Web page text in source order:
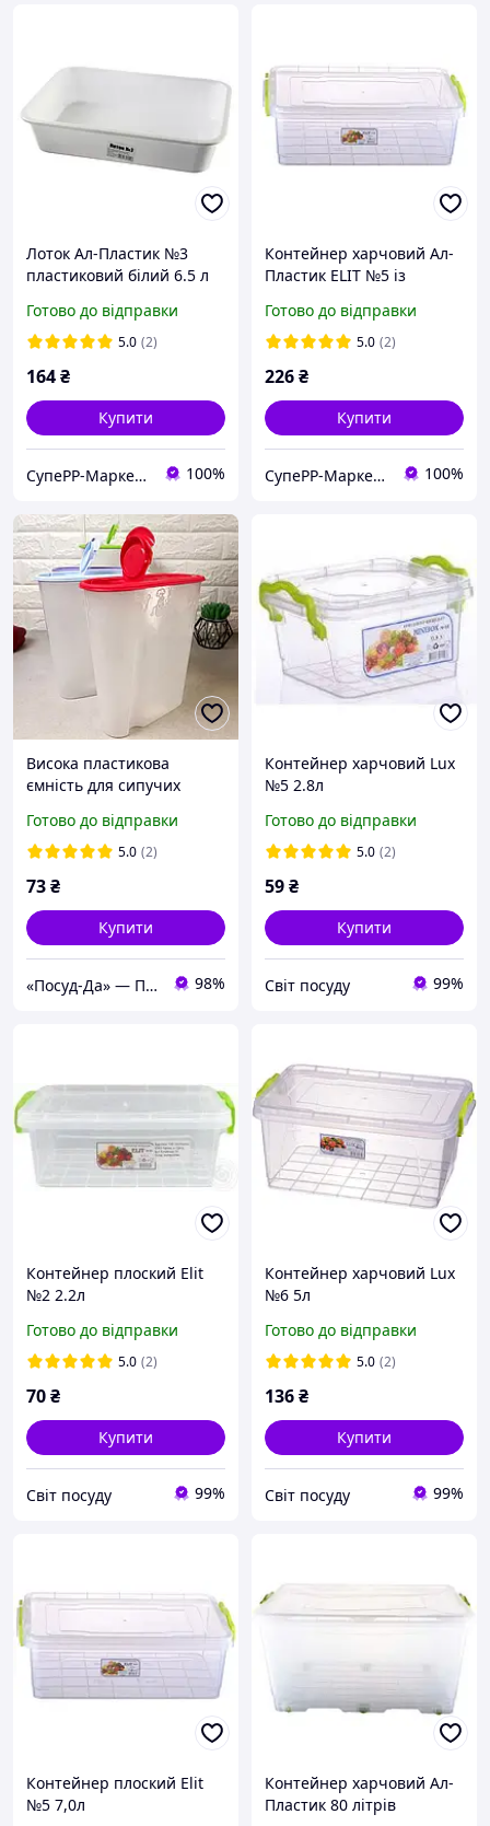
Лоток Ал-Пластик №3
пластиковий білий 6.5 л
Готово до відправки
5.0 (2)
164₴
Купити
СупеРР-Маркет Корисних Товарів 100%
Контейнер харчовий Ал-
Пластик ELIT №5 із
Готово до відправки
5.0 (2)
226₴
Купити
СупеРР-Маркет Корисних Товарів 100%
Висока пластикова
ємність для сипучих
Готово до відправки
5.0 (2)
73₴
Купити
«Посуд-Да» — Посуд, Подарунки, Товари для дому 98%
Контейнер харчовий Lux
№5 2.8л
Готово до відправки
5.0 (2)
59₴
Купити
Світ посуду 99%
Контейнер плоский Elit
№2 2.2л
Готово до відправки
5.0 (2)
70₴
Купити
Світ посуду 99%
Контейнер харчовий Lux
№6 5л
Готово до відправки
5.0 (2)
136₴
Купити
Світ посуду 99%
Контейнер плоский Elit
№5 7,0л
Контейнер харчовий Ал-
Пластик 80 літрів